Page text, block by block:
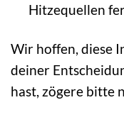
Hitzequellen
Wir hoffen, diese
deiner
hast, zögere bitte